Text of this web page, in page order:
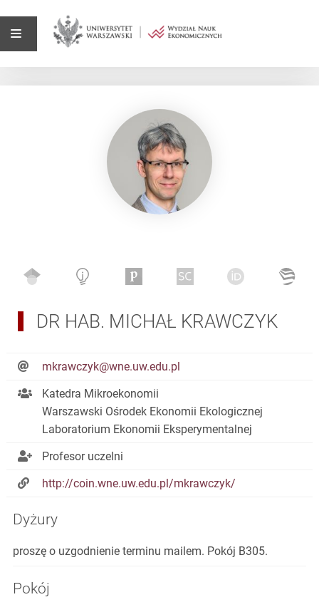
DR HAB. MICHAŁ KRAWCZYK
mkrawczyk@wne.uw.edu.pl
Katedra Mikroekonomii
Warszawski Ośrodek Ekonomii Ekologicznej
Laboratorium Ekonomii Eksperymentalnej
Profesor uczelni
http://coin.wne.uw.edu.pl/mkrawczyk/
Dyżury
proszę o uzgodnienie terminu mailem. Pokój B305.
Pokój